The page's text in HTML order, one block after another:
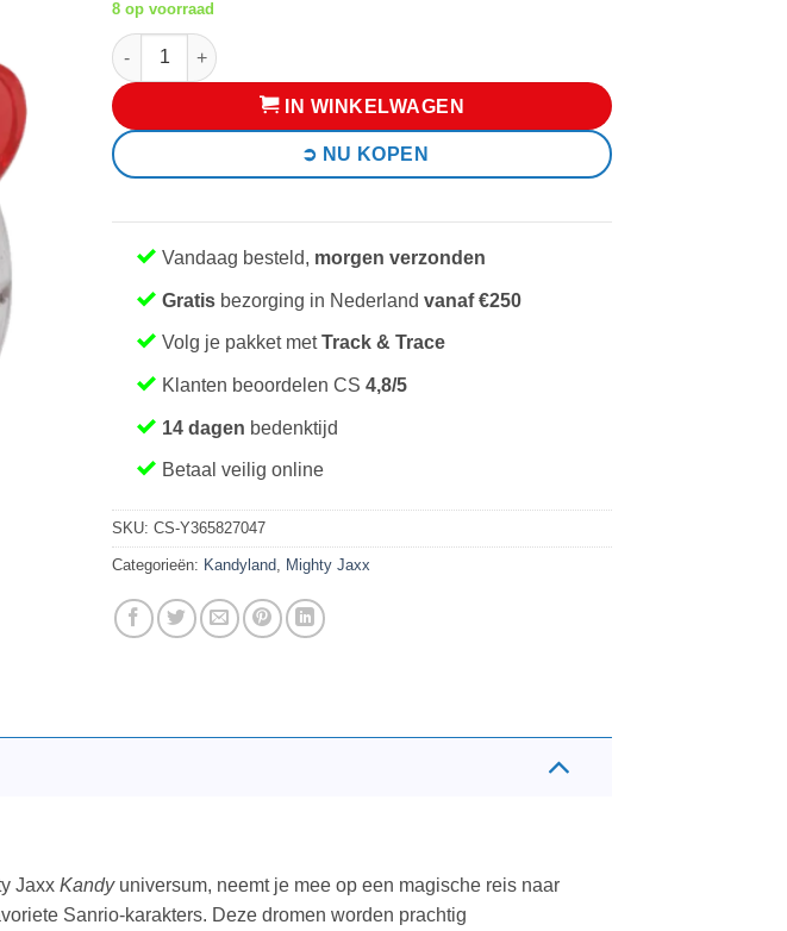
8 op voorraad
Mighty Jaxx - Kandyland: Sanrio Hallo Kitty aantal
IN WINKELWAGEN
NU KOPEN
Vandaag besteld, morgen verzonden
Gratisbezorging in Nederland vanaf €250
Volg je pakket metTrack & Trace
Klanten beoordelen CS 4,8/5
14 dagen bedenktijd
Betaal veilig online
SKU: CS-Y365827047
Categorieën: Kandyland, Mighty Jaxx
Jaxx Kandyuniversum, neemt je mee op een magische reis naar
Sanrio-karakters. Deze dromen worden prachtig